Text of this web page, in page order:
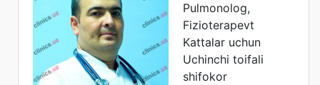
Pulmonolog,
Fizioterapevt
Kattalar uchun
Uchinchi toifali
shifokor